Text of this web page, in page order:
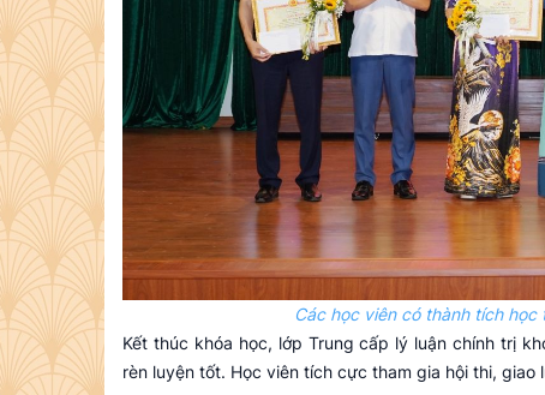
Các học viên có thành tích
Kết thúc khóa học, lớp Trung cấp lý luận chính trị
rèn luyện tốt. Học viên tích cực tham gia hội thi,